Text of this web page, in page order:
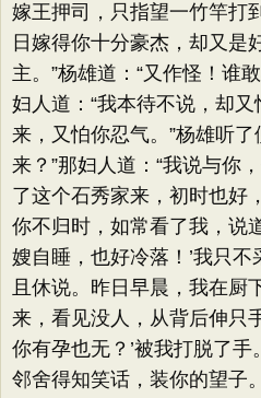
嫁王押司，只指望一竹竿打
日嫁得你十分豪杰，却又是
主。”杨雄道：“又作怪！谁
妇人道：“我本待不说，却
来，又怕你忍气。”杨雄听
来？”那妇人道：“我说与你
了这个石秀家来，初时也好
你不归时，如常看了我，说
嫂自睡，也好冷落！’我只
且休说。昨日早晨，我在厨
来，看见没人，从背后伸只
你有孕也无？’被我打脱了
邻舍得知笑话，装你的望子